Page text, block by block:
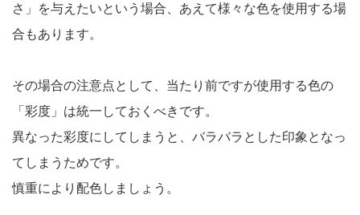
さ」を与えたいという場合、あえて様々な色を使用する場
合もあります。
その場合の注意点として、当たり前ですが使用する色の
「彩度」は統一しておくべきです。
異なった彩度にしてしまうと、バラバラとした印象となっ
てしまうためです。
慎重により配色しましょう。